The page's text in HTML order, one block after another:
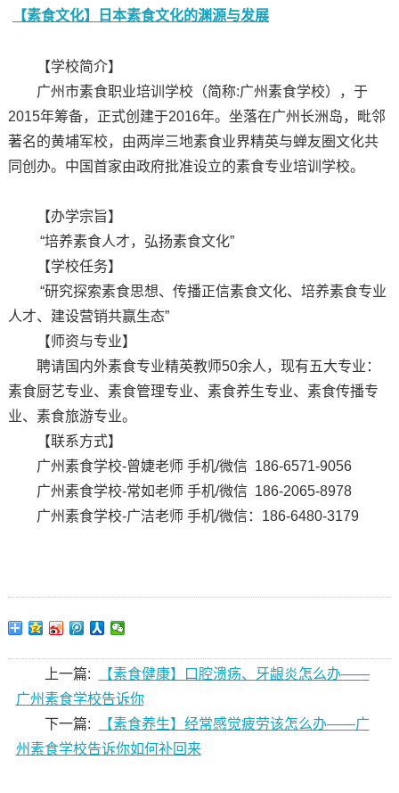
【素食文化】日本素食文化的渊源与发展
【学校简介】
广州市素食职业培训学校（简称:广州素食学校），于
2015年筹备，正式创建于2016年。坐落在广州长洲岛，毗邻
著名的黄埔军校，由两岸三地素食业界精英与蝉友圈文化共
同创办。中国首家由政府批准设立的素食专业培训学校。
【办学宗旨】
“培养素食人才，弘扬素食文化”
【学校任务】
“研究探索素食思想、传播正信素食文化、培养素食专业
人才、建设营销共赢生态”
【师资与专业】
聘请国内外素食专业精英教师50余人，现有五大专业：
素食厨艺专业、素食管理专业、素食养生专业、素食传播专
业、素食旅游专业。
【联系方式】
广州素食学校-曾婕老师 手机/微信 186-6571-9056
广州素食学校-常如老师 手机/微信 186-2065-8978
广州素食学校-广洁老师 手机/微信：186-6480-3179
上一篇:
【素食健康】口腔溃疡、牙龈炎怎么办——
广州素食学校告诉你
下一篇:
【素食养生】经常感觉疲劳该怎么办——广
州素食学校告诉你如何补回来